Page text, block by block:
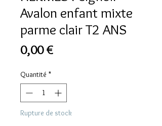
Avalon enfant mixte
parme clair T2 ANS
0,00 €
Quantité *
Rupture de stock